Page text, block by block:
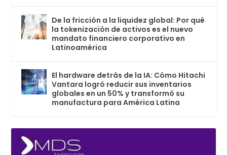
De la fricción a la liquidez global: Por qué
la tokenización de activos es el nuevo
mandato financiero corporativo en
Latinoamérica
El hardware detrás de la IA: Cómo Hitachi
Vantara logró reducir sus inventarios
globales en un 50% y transformó su
manufactura para América Latina